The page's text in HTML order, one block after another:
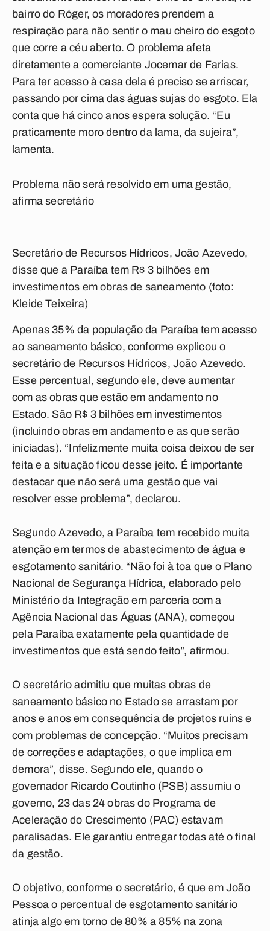
bairro do Róger, os moradores prendem a
respiração para não sentir o mau cheiro do esgoto
que corre a céu aberto. O problema afeta
diretamente a comerciante Jocemar de Farias.
Para ter acesso à casa dela é preciso se arriscar,
passando por cima das águas sujas do esgoto. Ela
conta que há cinco anos espera solução. “Eu
praticamente moro dentro da lama, da sujeira”,
lamenta.
Problema não será resolvido em uma gestão,
afirma secretário
Secretário de Recursos Hídricos, João Azevedo,
disse que a Paraíba tem R$ 3 bilhões em
investimentos em obras de saneamento (foto:
Kleide Teixeira)
Apenas 35% da população da Paraíba tem acesso
ao saneamento básico, conforme explicou o
secretário de Recursos Hídricos, João Azevedo.
Esse percentual, segundo ele, deve aumentar
com as obras que estão em andamento no
Estado. São R$ 3 bilhões em investimentos
(incluindo obras em andamento e as que serão
iniciadas). “Infelizmente muita coisa deixou de ser
feita e a situação ficou desse jeito. É importante
destacar que não será uma gestão que vai
resolver esse problema”, declarou.
Segundo Azevedo, a Paraíba tem recebido muita
atenção em termos de abastecimento de água e
esgotamento sanitário. “Não foi à toa que o Plano
Nacional de Segurança Hídrica, elaborado pelo
Ministério da Integração em parceria com a
Agência Nacional das Águas (ANA), começou
pela Paraíba exatamente pela quantidade de
investimentos que está sendo feito”, afirmou.
O secretário admitiu que muitas obras de
saneamento básico no Estado se arrastam por
anos e anos em consequência de projetos ruins e
com problemas de concepção. “Muitos precisam
de correções e adaptações, o que implica em
demora”, disse. Segundo ele, quando o
governador Ricardo Coutinho (PSB) assumiu o
governo, 23 das 24 obras do Programa de
Aceleração do Crescimento (PAC) estavam
paralisadas. Ele garantiu entregar todas até o final
da gestão.
O objetivo, conforme o secretário, é que em João
Pessoa o percentual de esgotamento sanitário
atinja algo em torno de 80% a 85% na zona